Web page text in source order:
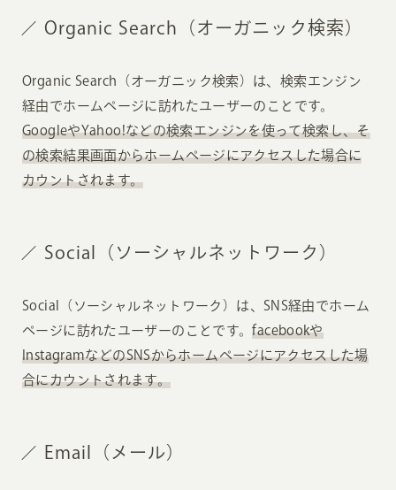
Organic Search（オーガニック検索）
Organic Search（オーガニック検索）は、検索エンジン
経由でホームページに訪れたユーザーのことです。
GoogleやYahoo!などの検索エンジンを使って検索し、そ
の検索結果画面からホームページにアクセスした場合に
カウントされます。
Social（ソーシャルネットワーク）
Social（ソーシャルネットワーク）は、SNS経由でホーム
ページに訪れたユーザーのことです。facebookや
InstagramなどのSNSからホームページにアクセスした場
合にカウントされます。
Email（メール）